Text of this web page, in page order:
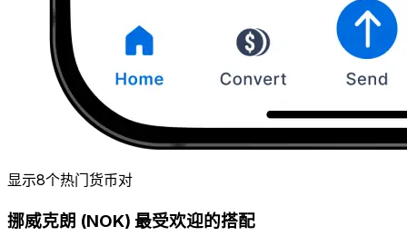
显示8个热门货币对
挪威克朗 (NOK) 最受欢迎的搭配